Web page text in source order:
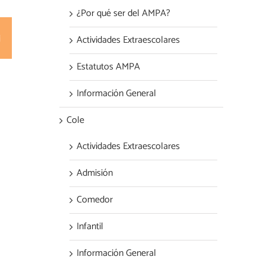
Correo
¿Por qué ser del AMPA?
Actividades Extraescolares
Estatutos AMPA
Información General
Cole
Actividades Extraescolares
Admisión
Comedor
Infantil
Información General